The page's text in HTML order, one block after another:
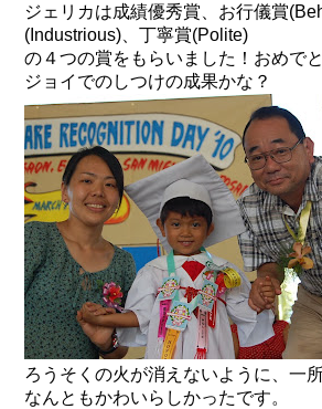
ジェリカは成績優秀賞、お行儀賞
(Industrious)、丁寧賞(Polite)
の４つの賞をもらいました！おめで
ジョイでのしつけの成果かな？
ろうそくの火が消えないように、一
なんともかわいらしかったです。